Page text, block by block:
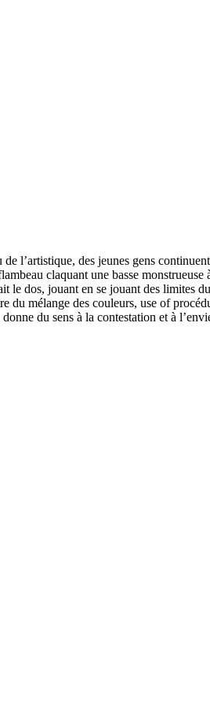
l’artistique, des jeunes gens
claquant une basse
dos, jouant en se jouant des limites
du mélange des couleurs, use of
du sens à la contestation et à